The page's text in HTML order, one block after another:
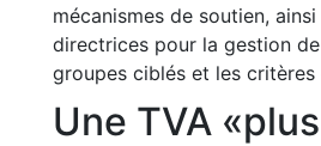
mécanismes de soutien,
directrices pour la gestion
groupes ciblés et les critères
Une TVA